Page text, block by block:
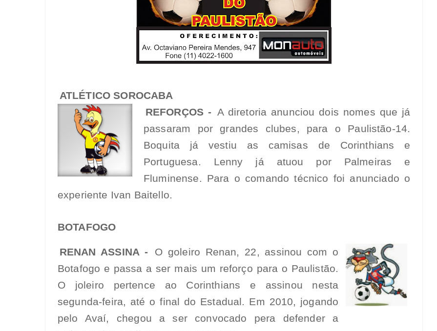
ATLÉTICO SOROCABA
REFORÇOS - A diretoria anunciou dois nomes que já
passaram por grandes clubes, para o Paulistão-14.
Boquita já vestiu as camisas de Corinthians e
Portuguesa. Lenny já atuou por Palmeiras e
Fluminense. Para o comando técnico foi anunciado o
experiente Ivan Baitello.
BOTAFOGO
RENAN ASSINA -
O goleiro Renan, 22, assinou com o
Botafogo e passa a ser mais um reforço para o Paulistão.
O joleiro pertence ao Corinthians e assinou nesta
segunda-feira, até o final do Estadual. Em 2010, jogando
pelo Avaí, chegou a ser convocado pera defender a